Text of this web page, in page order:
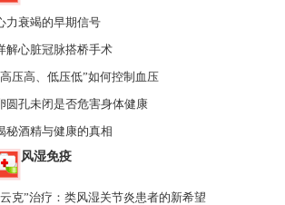
力衰竭的早期信号
解心脏冠脉搭桥手术
压高、低压低”如何控制血压
圆孔未闭是否危害身体健康
秘酒精与健康的真相
风湿免疫
克”治疗：类风湿关节炎患者的新希望